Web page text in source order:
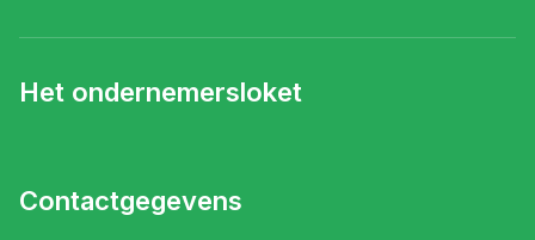
Het ondernemersloket
Contactgegevens